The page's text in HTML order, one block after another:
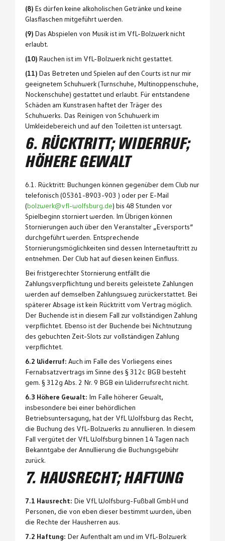
(8) Es dürfen keine alkoholischen Getränke und keine
Glasflaschen mitgeführt werden.
(9) Das Abspielen von Musik ist im VfL-Bolzwerk nicht
erlaubt.
(10) Rauchen ist im VfL-Bolzwerk nicht gestattet.
(11) Das Betreten und Spielen auf den Courts ist nur mir
geeignetem Schuhwerk (Turnschuhe, Multinoppenschuhe,
Nockenschuhe) gestattet und erlaubt. Für entstandene
Schäden am Kunstrasen haftet der Träger des
Schuhwerks. Das Reinigen von Schuhwerk im
Umkleidebereich und auf den Toiletten ist untersagt.
6. RÜCKTRITT; WIDERRUF;
HÖHERE GEWALT
6.1. Rücktritt: Buchungen können gegenüber dem Club nur
telefonisch (05361-8903-903 ) oder per E-Mail
(bolzwerk@vfl-wolfsburg.de) bis 48 Stunden vor
Spielbeginn storniert werden. Im Übrigen können
Stornierungen auch über den Veranstalter „Eversports“
durchgeführt werden. Entsprechende
Stornierungsmöglichkeiten sind dessen Internetauftritt zu
entnehmen. Der Club hat auf diesen keinen Einfluss.
Bei fristgerechter Stornierung entfällt die
Zahlungsverpflichtung und bereits geleistete Zahlungen
werden auf demselben Zahlungsweg zurückerstattet. Bei
späterer Absage ist kein Rücktritt vom Vertrag möglich.
Der Buchende ist in diesem Fall zur vollständigen Zahlung
verpflichtet. Ebenso ist der Buchende bei Nichtnutzung
des gebuchten Zeit-Slots zur vollständigen Zahlung
verpflichtet.
6.2 Widerruf: Auch im Falle des Vorliegens eines
Fernabsatzvertrags im Sinne des § 312c BGB besteht
gem. § 312g Abs. 2 Nr. 9 BGB ein Widerrufsrecht nicht.
6.3 Höhere Gewalt: Im Falle höherer Gewalt,
insbesondere bei einer behördlichen
Betriebsuntersagung, hat der VfL Wolfsburg das Recht,
die Buchung des VfL-Bolzwerks zu annullieren. In diesem
Fall vergütet der VfL Wolfsburg binnen 14 Tagen nach
Bekanntgabe der Annullierung die Buchungsgebühr
zurück.
7. HAUSRECHT; HAFTUNG
7.1 Hausrecht: Die VfL Wolfsburg-Fußball GmbH und
Personen, die von eben dieser bestimmt wurden, üben
die Rechte der Hausherren aus.
7.2 Haftung: Der Aufenthalt am und im VfL-Bolzwerk